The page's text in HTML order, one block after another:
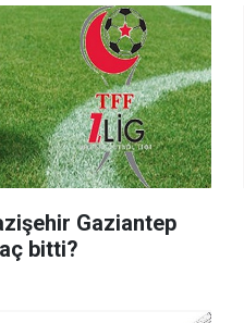
Gaziantep
bitti?